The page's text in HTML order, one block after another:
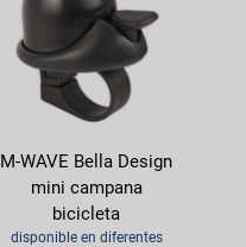
M-WAVE Bella Design
mini campana
bicicleta
disponible en diferentes